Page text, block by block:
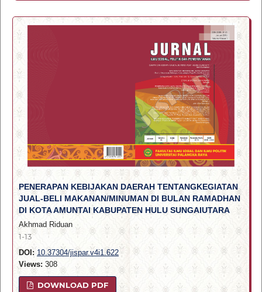
PENERAPAN KEBIJAKAN DAERAH TENTANGKEGIATAN
JUAL-BELI MAKANAN/MINUMAN DI BULAN RAMADHAN
DI KOTA AMUNTAI KABUPATEN HULU SUNGAIUTARA
Akhmad Riduan
1-13
DOI: 10.37304/jispar.v4i1.622
Views:308
DOWNLOAD PDF